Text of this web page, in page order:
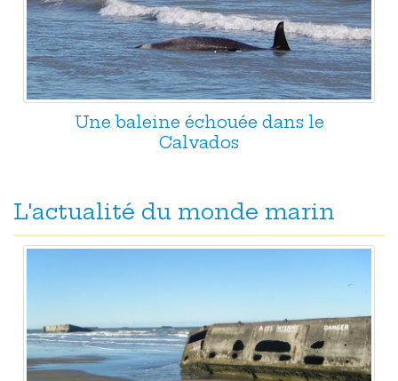
Une baleine échouée dans le
Calvados
L'actualité du monde marin